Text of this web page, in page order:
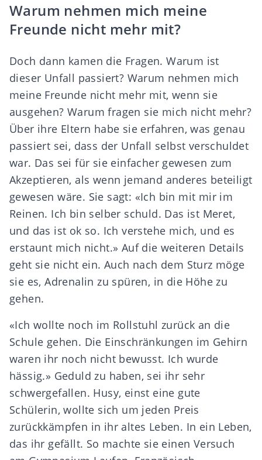
Warum nehmen mich meine
Freunde nicht mehr mit?
Doch dann kamen die Fragen. Warum ist
dieser Unfall passiert? Warum nehmen mich
meine Freunde nicht mehr mit, wenn sie
ausgehen? Warum fragen sie mich nicht mehr?
Über ihre Eltern habe sie erfahren, was genau
passiert sei, dass der Unfall selbst verschuldet
war. Das sei für sie einfacher gewesen zum
Akzeptieren, als wenn jemand anderes beteiligt
gewesen wäre. Sie sagt: «Ich bin mit mir im
Reinen. Ich bin selber schuld. Das ist Meret,
und das ist ok so. Ich verstehe mich, und es
erstaunt mich nicht.» Auf die weiteren Details
geht sie nicht ein. Auch nach dem Sturz möge
sie es, Adrenalin zu spüren, in die Höhe zu
gehen.
«Ich wollte noch im Rollstuhl zurück an die
Schule gehen. Die Einschränkungen im Gehirn
waren ihr noch nicht bewusst. Ich wurde
hässig.» Geduld zu haben, sei ihr sehr
schwergefallen. Husy, einst eine gute
Schülerin, wollte sich um jeden Preis
zurückkämpfen in ihr altes Leben. In ein Leben,
das ihr gefällt. So machte sie einen Versuch